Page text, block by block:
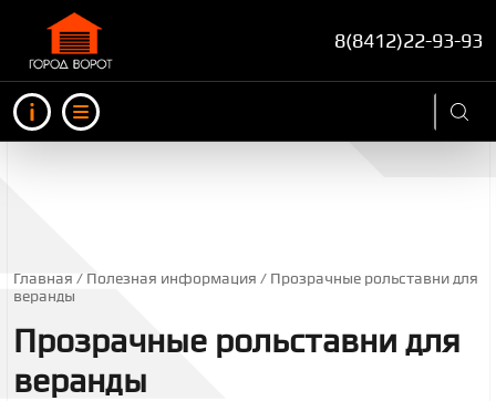
8(8412)22-93-93
ИнфоМеню
СТРОКА НАВИГАЦИИ
Главная Полезная информация
Прозрачные рольставни для
веранды
Прозрачные рольставни для
веранды